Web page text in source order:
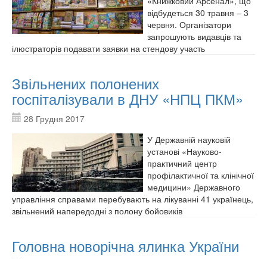
відбудеться 30 травня – 3
червня. Організатори
запрошують видавців та
ілюстраторів подавати заявки на стендову участь
Звільнених полонених
госпіталізували в ДНУ «НПЦ ПКМ»
28 Грудня 2017
У Державній науковій
установі «Науково-
практичний центр
профілактичної та клінічної
медицини» Державного
управління справами перебувають на лікуванні 41 українець,
звільнений напередодні з полону бойовиків
Головна новорічна ялинка України